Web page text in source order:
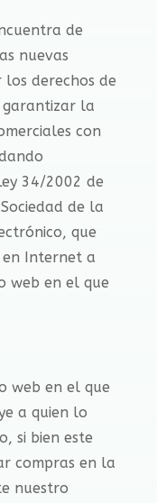
de
nuevas
derechos de
garantizar la
con
34/2002 de
de la
que
en Internet a
web en el que
web en el que
a quien lo
si bien este
compras en la
nuestro